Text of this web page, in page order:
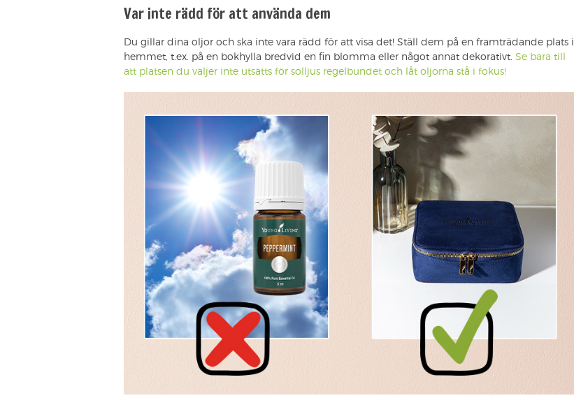
Var inte rädd för att använda dem
Du gillar dina oljor och ska inte vara rädd för att visa det! Ställ dem på en framträdande plats i
hemmet, t.ex. på en bokhylla bredvid en fin blomma eller något annat dekorativt. Se bara till
att platsen du väljer inte utsätts för solljus regelbundet och låt oljorna stå i fokus!